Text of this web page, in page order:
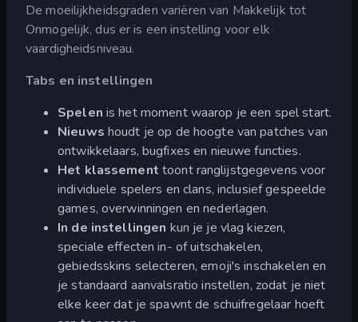
De moeilijkheidsgraden variëren van Makkelijk tot
Onmogelijk, dus er is een instelling voor elk
vaardigheidsniveau.
Tabs en instellingen
Spelen is het moment waarop je een spel start.
Nieuws houdt je op de hoogte van patches van
ontwikkelaars, bugfixes en nieuwe functies.
Het klassement toont ranglijstgegevens voor
individuele spelers en clans, inclusief gespeelde
games, overwinningen en nederlagen.
In de instellingen kun je je vlag kiezen,
speciale effecten in- of uitschakelen,
gebiedsskins selecteren, emoji's inschakelen en
je standaard aanvalsratio instellen, zodat je niet
elke keer dat je spawnt de schuifregelaar hoeft